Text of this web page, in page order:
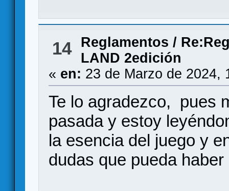
14 Reglamentos /
LAND 2edición
« en: 23 de Marzo de 2024,
Te lo agradezco, pues
pasada y estoy
la esencia del juego y
dudas que pueda